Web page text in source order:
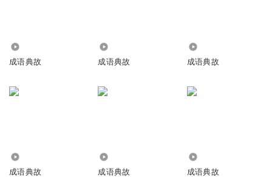
成语典故 成语典故 成语典故
成语典故 成语典故 成语典故